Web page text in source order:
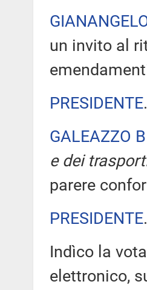
un invito al
PRESIDENTE
GALEAZZO
e dei
parere
PRESIDENTE
Indìco la
elettronico,